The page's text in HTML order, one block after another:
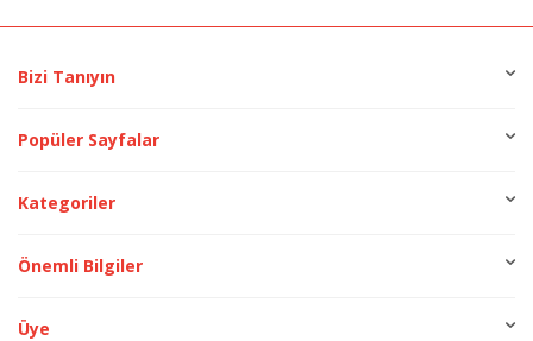
Bizi Tanıyın
Popüler Sayfalar
Kategoriler
Önemli Bilgiler
Üye